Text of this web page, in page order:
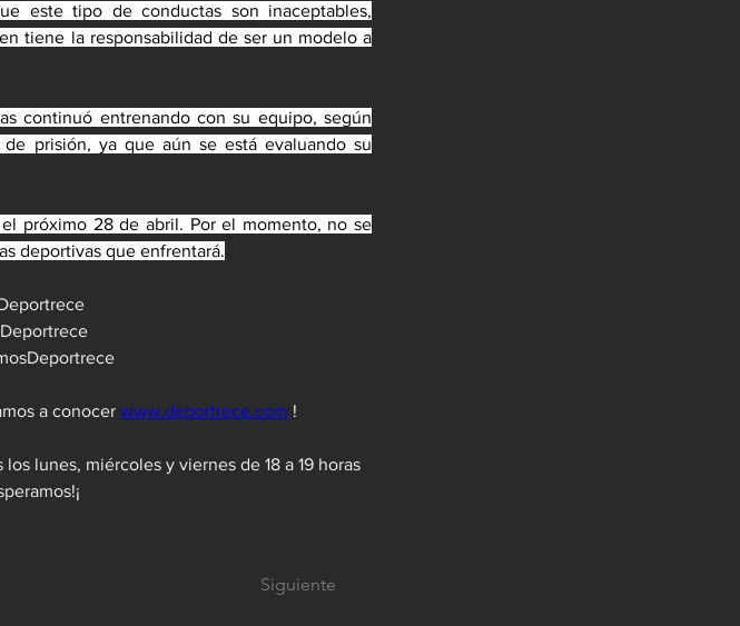
este tipo de conductas son inaceptables,
tiene la responsabilidad de ser un modelo a
continuó entrenando con su equipo, según
prisión, ya que aún se está evaluando su
próximo 28 de abril. Por el momento, no se
deportivas que enfrentará.
deportes?	 !Te invitamos a conocer www.deportrece.com !
los lunes, miércoles y viernes de 18 a 19 horas
Siguiente